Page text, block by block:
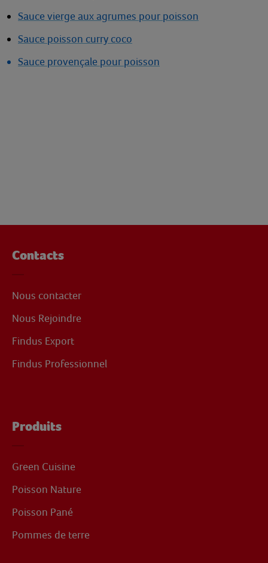
Sauce vierge aux agrumes pour poisson
Sauce poisson curry coco
Sauce provençale pour poisson
Contacts
Nous contacter
Nous Rejoindre
Findus Export
Findus Professionnel
Produits
Green Cuisine
Poisson Nature
Poisson Pané
Pommes de terre